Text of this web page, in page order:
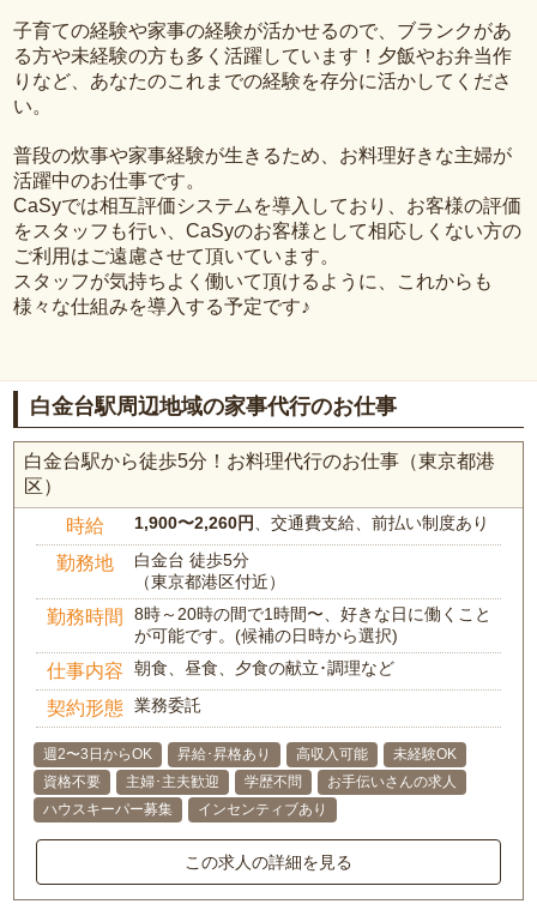
子育ての経験や家事の経験が活かせるので、ブランクがあ
る方や未経験の方も多く活躍しています！夕飯やお弁当作
りなど、あなたのこれまでの経験を存分に活かしてくださ
い。
普段の炊事や家事経験が生きるため、お料理好きな主婦が
活躍中のお仕事です。
CaSyでは相互評価システムを導入しており、お客様の評価
をスタッフも行い、CaSyのお客様として相応しくない方の
ご利用はご遠慮させて頂いています。
スタッフが気持ちよく働いて頂けるように、これからも
様々な仕組みを導入する予定です♪
白金台駅周辺地域の家事代行のお仕事
白金台駅から徒歩5分！お料理代行のお仕事（東京都港
区）
時給 1,900〜2,260円、交通費支給、前払い制度あり
勤務地
白金台 徒歩5分
（東京都港区付近）
勤務時間
8時～20時の間で1時間〜、好きな日に働くこと
が可能です。(候補の日時から選択)
仕事内容 朝食、昼食、夕食の献立･調理など
契約形態 業務委託
週2〜3日からOK 昇給･昇格あり 高収入可能
未経験OK
資格不要
主婦･主夫歓迎 学歴不問
お手伝いさんの求人
ハウスキーパー募集
インセンティブあり
この求人の詳細を見る